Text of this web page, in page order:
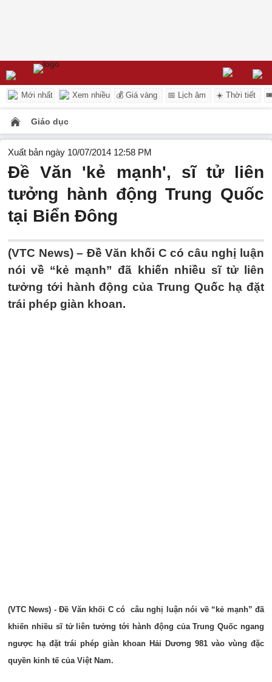
Mới nhất Xem nhiều 💰 Giá vàng 📅 Lịch âm ☀️ Thời tiết
Giáo dục
Xuất bản ngày 10/07/2014 12:58 PM
Đề Văn 'kẻ mạnh', sĩ tử liên
tưởng hành động Trung Quốc
tại Biển Đông
(VTC News) – Đề Văn khối C có câu nghị luận
nói về “kẻ mạnh” đã khiến nhiều sĩ tử liên
tưởng tới hành động của Trung Quốc hạ đặt
trái phép giàn khoan.
(VTC News) - Đề Văn khối C có câu nghị luận nói về “kẻ mạnh” đã
khiến nhiều sĩ tử liên tưởng tới hành động của Trung Quốc ngang
ngược hạ đặt trái phép giàn khoan Hải Dương 981 vào vùng đặc
quyền kinh tế của Việt Nam.